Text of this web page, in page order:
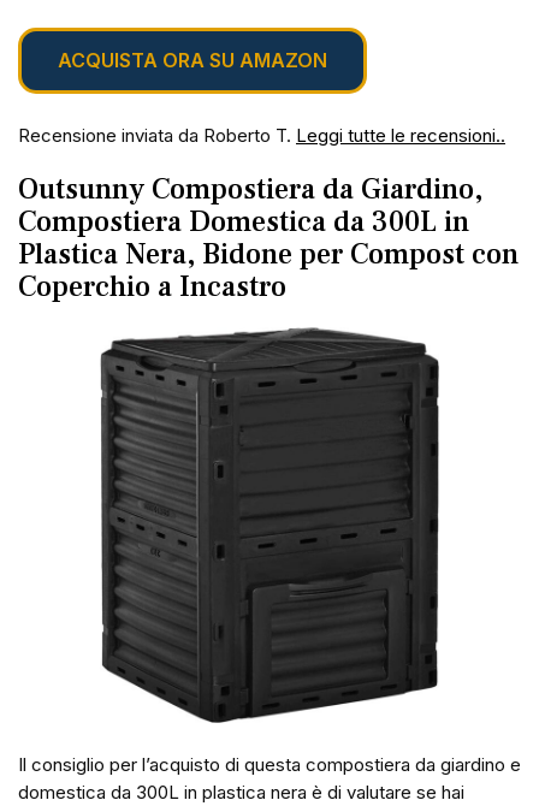
ACQUISTA ORA SU AMAZON
Recensione inviata da Roberto T. Leggi tutte le recensioni..
Outsunny Compostiera da Giardino,
Compostiera Domestica da 300L in
Plastica Nera, Bidone per Compost con
Coperchio a Incastro
Il consiglio per l’acquisto di questa compostiera da giardino e
domestica da 300L in plastica nera è di valutare se hai